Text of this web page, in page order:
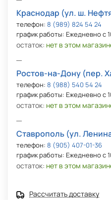
Краснодар (ул. ш.
телефон: 8 (989) 824 54 24
график работы: Ежедневно с
остаток: нет в этом
Ростов-на-Дону (пер.
телефон: 8 (988) 540 54 24
график работы: Ежедневно с
остаток: нет в этом
Ставрополь (ул.
телефон: 8 (905) 407-01-36
график работы: Ежедневно с
остаток: нет в этом
Рассчитать доставку